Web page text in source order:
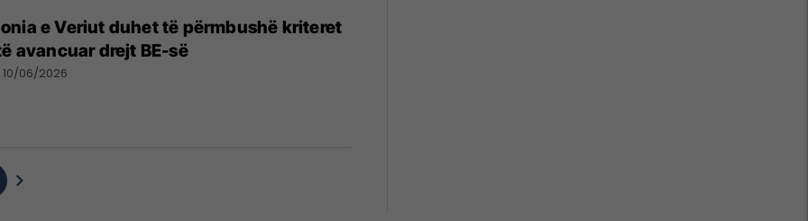
e Veriut duhet të përmbushë kriteret
avancuar drejt BE-së
10/06/2026